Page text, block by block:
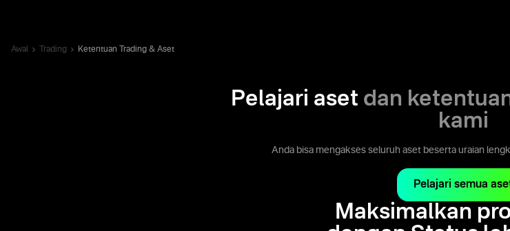
Awal Trading Ketentuan Trading & Aset
Pelajari aset dan
kami
Anda bisa mengakses seluruh aset beserta uraian
Pelajari semua
Maksimalkan